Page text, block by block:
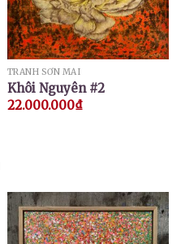
TRANH SƠN MÀI
Khôi Nguyên #2
22.000.000₫